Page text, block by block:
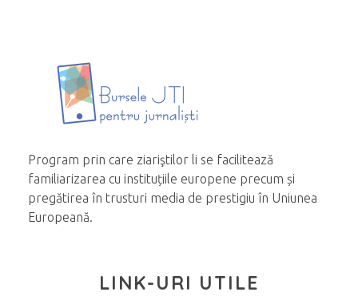
Program prin care ziariştilor li se facilitează
familiarizarea cu instituțiile europene precum și
pregătirea în trusturi media de prestigiu în Uniunea
Europeană.
LINK-URI UTILE